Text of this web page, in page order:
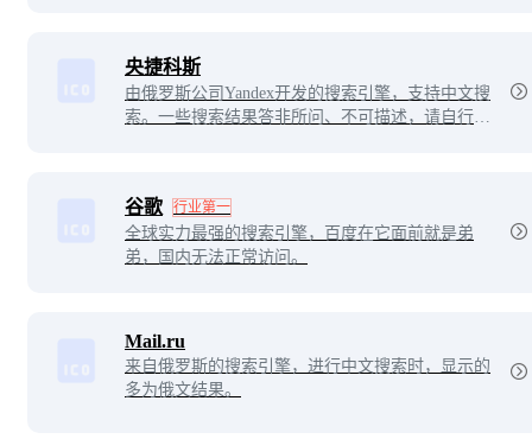
漫壁纸。
央捷科斯
由俄罗斯公司Yandex开发的搜索引擎，支持中文搜
索。一些搜索结果答非所问、不可描述，请自行探
谷歌 行业第一
全球实力最强的搜索引擎，百度在它面前就是弟
弟，国内无法正常访问。
Mail.ru
来自俄罗斯的搜索引擎，进行中文搜索时，显示的
多为俄文结果。